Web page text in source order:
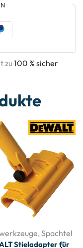
zu100 % sicher
,Spachtel
Stieladapter für